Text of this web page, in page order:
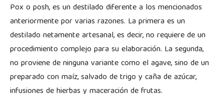
Pox o posh, es un destilado diferente a los mencionados
anteriormente por varias razones. La primera es un
destilado netamente artesanal, es decir, no requiere de un
procedimiento complejo para su elaboración. La segunda,
no proviene de ninguna variante como el agave, sino de un
preparado con maíz, salvado de trigo y caña de azúcar,